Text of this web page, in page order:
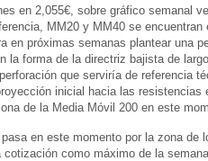
en 2,055€, sobre gráfico semanal
MM20 y MM40 se encuentran
en próximas semanas plantear una
la forma de la directriz bajista de
que serviría de referencia
inicial hacia las resistencias
de la Media Móvil 200 en este
en este momento por la zona de
cotización como máximo de la